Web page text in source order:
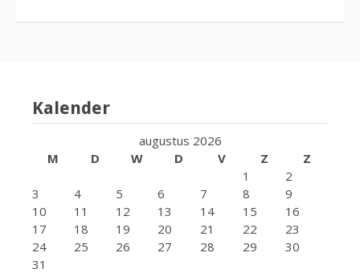
Kalender
augustus 2026
M
D W D V Z
Z
1
2
3
4 5 6 7 8
9
10
11 12 13 14 15
16
17
18 19 20 21 22
23
24
25 26 27 28 29
30
31